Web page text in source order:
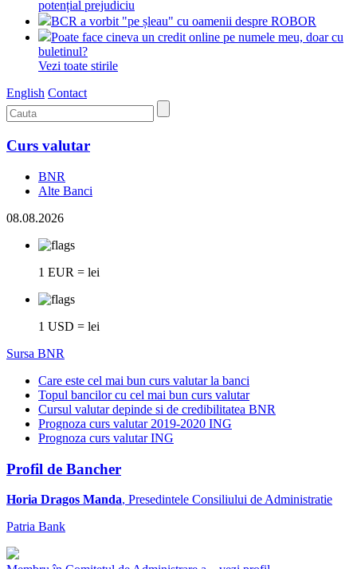
potențial prejudiciu
BCR a vorbit "pe șleau" cu oamenii despre ROBOR
Poate face cineva un credit online pe numele meu, doar cu
buletinul?
Vezi toate stirile
English Contact
Curs valutar
BNR
Alte Banci
08.08.2026
1 EUR = lei
1 USD = lei
Sursa BNR
Care este cel mai bun curs valutar la banci
Topul bancilor cu cel mai bun curs valutar
Cursul valutar depinde si de credibilitatea BNR
Prognoza curs valutar 2019-2020 ING
Prognoza curs valutar ING
Profil de Bancher
Horia Dragos Manda, Presedintele Consiliului de Administratie
Patria Bank